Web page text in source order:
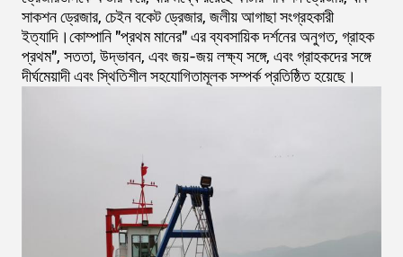
সাকশন ড্রেজার, চেইন বকেট ড্রেজার, জলীয় আগাছা সংগ্রহকারী
ইত্যাদি।কোম্পানি "প্রথম মানের" এর ব্যবসায়িক দর্শনের অনুগত, গ্রাহক
প্রথম", সততা, উদ্ভাবন, এবং জয়-জয় লক্ষ্য সঙ্গে, এবং গ্রাহকদের সঙ্গে
দীর্ঘমেয়াদী এবং স্থিতিশীল সহযোগিতামূলক সম্পর্ক প্রতিষ্ঠিত হয়েছে।